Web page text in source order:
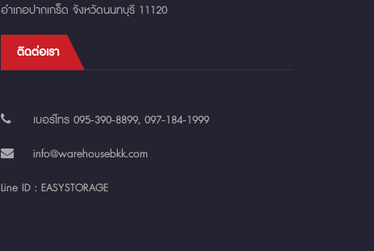
อำเภอปากเกร็ด จังหวัดนนทบุรี 11120
ติดต่อเรา
เบอร์โทร 095-390-8899, 097-184-1999
info@warehousebkk.com
Line ID : EASYSTORAGE